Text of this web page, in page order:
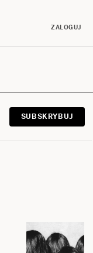
ZALOGUJ
SUBSKRYBUJ